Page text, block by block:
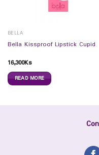
BELLA
Bella Kissproof Lipstick Cupid
16,300Ks
READ MORE